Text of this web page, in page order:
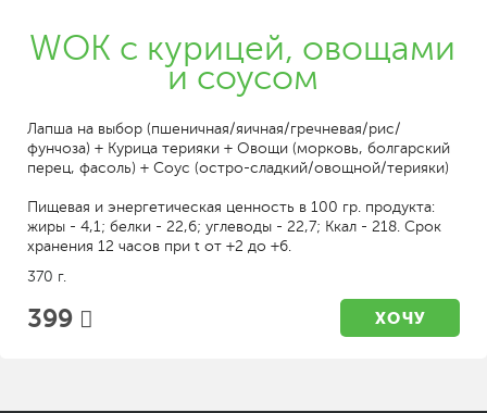
WOK с курицей, овощами
и соусом
Лапша на выбор (пшеничная/яичная/гречневая/рис/
фунчоза) + Курица терияки + Овощи (морковь, болгарский
перец, фасоль) + Соус (остро-сладкий/овощной/терияки)
Пищевая и энергетическая ценность в 100 гр. продукта:
жиры - 4,1; белки - 22,6; углеводы - 22,7; Ккал - 218. Срок
хранения 12 часов при t от +2 до +6.
370 г.
399 ХОЧУ